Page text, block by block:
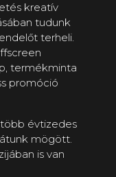
kreatív
tudunk
terheli.
termékminta
promóció
évtizedes
mögött.
is van